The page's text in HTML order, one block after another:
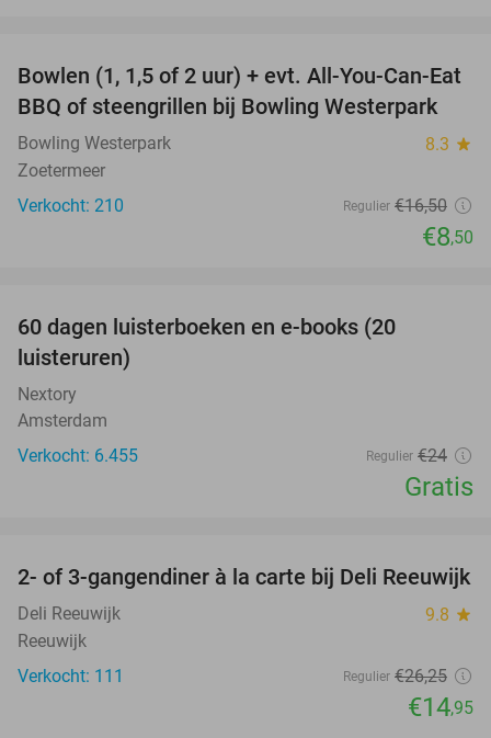
48%
Bowlen (1, 1,5 of 2 uur) + evt. All-You-Can-Eat
BBQ of steengrillen bij Bowling Westerpark
Bowling Westerpark 8.3 star
Zoetermeer
Verkocht: 210
Regulier €16,50
€8,50
60 dagen luisterboeken en e-books (20
luisteruren)
Nextory
Amsterdam
Verkocht: 6.455
Regulier €24
Gratis
43%
2- of 3-gangendiner à la carte bij Deli Reeuwijk
Deli Reeuwijk 9.8 star
Reeuwijk
Verkocht: 111
Regulier €26,25
€14,95